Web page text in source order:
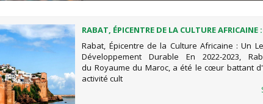
RABAT, ÉPICENTRE DE LA CULTURE AFRICAINE
POUR LE DÉVELOPPEMENT DURABLE
Rabat, Épicentre de la Culture Africaine : Un
Développement Durable En 2022-2023,
du Royaume du Maroc, a été le cœur battant
activité cult